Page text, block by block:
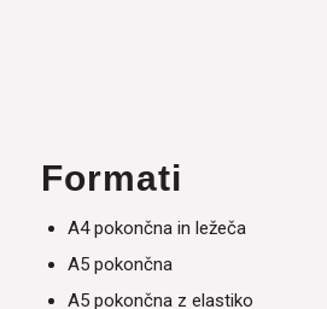
Formati
A4 pokončna in ležeča
A5 pokončna
A5 pokončna z elastiko